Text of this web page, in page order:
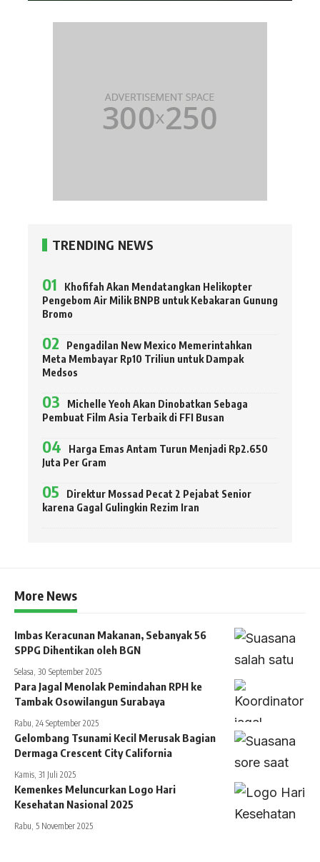
TRENDING NEWS
Khofifah Akan Mendatangkan Helikopter
Pengebom Air Milik BNPB untuk Kebakaran Gunung
Bromo
Pengadilan New Mexico Memerintahkan
Meta Membayar Rp10 Triliun untuk Dampak
Medsos
Michelle Yeoh Akan Dinobatkan Sebaga
Pembuat Film Asia Terbaik di FFI Busan
Harga Emas Antam Turun Menjadi Rp2.650
Juta Per Gram
Direktur Mossad Pecat 2 Pejabat Senior
karena Gagal Gulingkin Rezim Iran
More News
Imbas Keracunan Makanan, Sebanyak 56
SPPG Dihentikan oleh BGN
Selasa, 30 September 2025
Para Jagal Menolak Pemindahan RPH ke
Tambak Osowilangun Surabaya
Rabu, 24 September 2025
Gelombang Tsunami Kecil Merusak Bagian
Dermaga Crescent City California
Kamis, 31 Juli 2025
Kemenkes Meluncurkan Logo Hari
Kesehatan Nasional 2025
Rabu, 5 November 2025